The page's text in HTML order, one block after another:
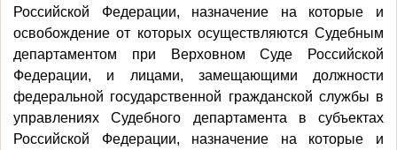
Российской Федерации, назначение на которые и
освобождение от которых осуществляются Судебным
департаментом при Верховном Суде Российской
Федерации, и лицами, замещающими должности
федеральной государственной гражданской службы в
управлениях Судебного департамента в субъектах
Российской Федерации, назначение на которые и